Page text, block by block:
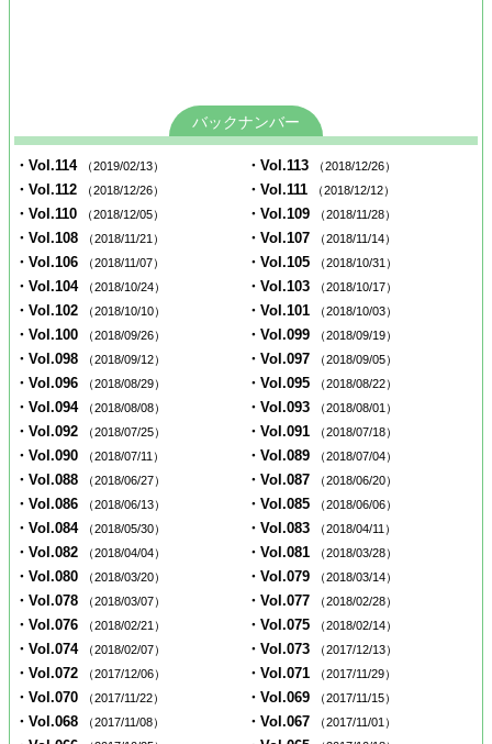
バックナンバー
・Vol.114 （2019/02/13） ・Vol.113 （2018/12/26）
・Vol.112 （2018/12/26） ・Vol.111 （2018/12/12）
・Vol.110 （2018/12/05） ・Vol.109 （2018/11/28）
・Vol.108 （2018/11/21） ・Vol.107 （2018/11/14）
・Vol.106 （2018/11/07） ・Vol.105 （2018/10/31）
・Vol.104 （2018/10/24） ・Vol.103 （2018/10/17）
・Vol.102 （2018/10/10） ・Vol.101 （2018/10/03）
・Vol.100 （2018/09/26） ・Vol.099 （2018/09/19）
・Vol.098 （2018/09/12） ・Vol.097 （2018/09/05）
・Vol.096 （2018/08/29） ・Vol.095 （2018/08/22）
・Vol.094 （2018/08/08） ・Vol.093 （2018/08/01）
・Vol.092 （2018/07/25） ・Vol.091 （2018/07/18）
・Vol.090 （2018/07/11） ・Vol.089 （2018/07/04）
・Vol.088 （2018/06/27） ・Vol.087 （2018/06/20）
・Vol.086 （2018/06/13） ・Vol.085 （2018/06/06）
・Vol.084 （2018/05/30） ・Vol.083 （2018/04/11）
・Vol.082 （2018/04/04） ・Vol.081 （2018/03/28）
・Vol.080 （2018/03/20） ・Vol.079 （2018/03/14）
・Vol.078 （2018/03/07） ・Vol.077 （2018/02/28）
・Vol.076 （2018/02/21） ・Vol.075 （2018/02/14）
・Vol.074 （2018/02/07） ・Vol.073 （2017/12/13）
・Vol.072 （2017/12/06） ・Vol.071 （2017/11/29）
・Vol.070 （2017/11/22） ・Vol.069 （2017/11/15）
・Vol.068 （2017/11/08） ・Vol.067 （2017/11/01）